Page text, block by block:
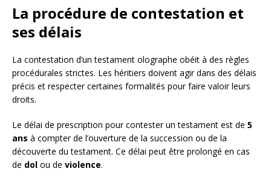
La procédure de contestation et
ses délais
La contestation d’un testament olographe obéit à des règles
procédurales strictes. Les héritiers doivent agir dans des délais
précis et respecter certaines formalités pour faire valoir leurs
droits.
Le délai de prescription pour contester un testament est de 5
ans à compter de l’ouverture de la succession ou de la
découverte du testament. Ce délai peut être prolongé en cas
de dol ou de violence.